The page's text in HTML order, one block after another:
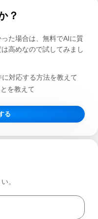
？
た場合は、無料でAIに質
高めなので試してみまし
対応する方法を教えて
を教えて
る
。